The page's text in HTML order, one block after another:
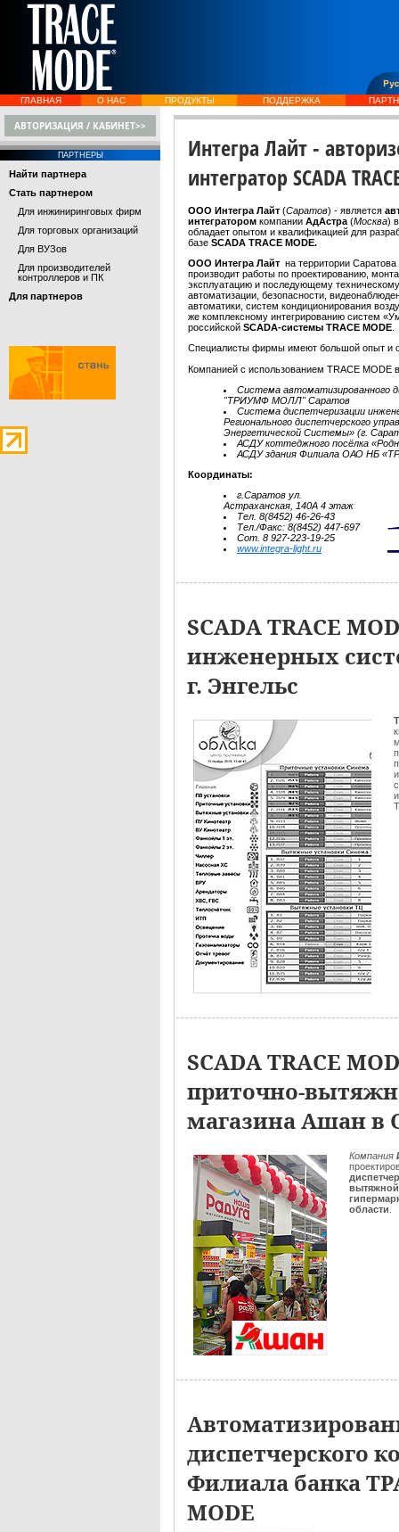
ГЛАВНАЯ О НАС ПРОДУКТЫ ПОДДЕРЖКА
АВТОРИЗАЦИЯ / КАБИНЕТ>>
ПАРТНЕРЫ
Найти партнера
Стать партнером
Для инжиниринговых фирм
Для торговых организаций
Для ВУЗов
Для производителей
контроллеров и ПК
Для партнеров
Интегра Лайт -
интегратор SCADA
ООО Интегра Лайт (Саратов) - является
интегратором компании АдАстра (Москва)
обладает опытом и квалификацией для
базе SCADA TRACE MODE.
ООО Интегра Лайт на территории
производит работы по проектированию,
эксплуатацию и последующему
автоматизации, безопасности,
автоматики, систем кондиционирования
же комплексному интегрированию систем
российской SCADA-системы TRACE MODE
Специалисты фирмы имеют большой опыт и
Компанией с использованием TRACE
Cистема автоматизированного
"ТРИУМФ МОЛЛ" Саратов
Cистема диспетчеризации
Регионального диспетчерского
Энергетической Системы» (г.
АСДУ коттеджного посёлка
АСДУ здания Филиала ОАО НБ
Координаты:
г.Саратов ул.
Астраханская, 140А 4 этаж
Тел. 8(8452) 46-26-43
Тел./Факс: 8(8452) 447-697
Сот. 8 927-223-19-25
www.integra-light.ru
SCADA TRACE
инженерных
г. Энгельс
SCADA TRACE
приточно-
магазина Ашан в
Компания
области
диспетчерского
Филиала банка
MODE